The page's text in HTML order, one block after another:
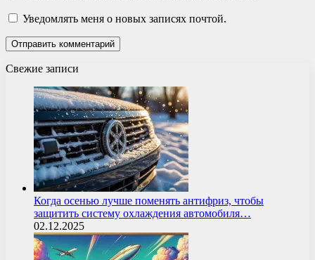
Уведомлять меня о новых записях почтой.
Свежие записи
Когда осенью лучше поменять антифриз, чтобы
защитить систему охлаждения автомобиля…
02.12.2025